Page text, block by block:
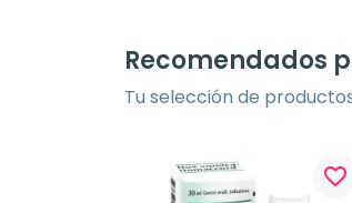
Recomendados
Tu selección de
favorite_border